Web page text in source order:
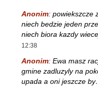
Anonim: powiekszcze
niech bedzie jeden
niech biora kazdy
12:38
Anonim: Ewa masz
gmine zadluzyly na
upada a oni jeszcze